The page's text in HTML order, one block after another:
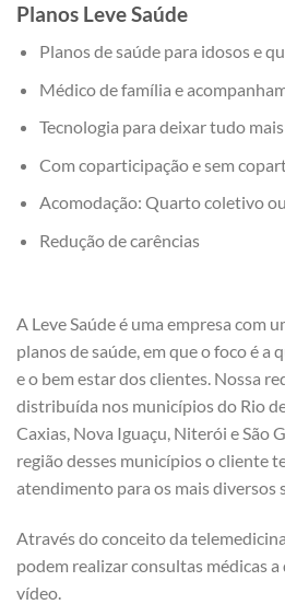
Planos Leve Saúde
Planos de saúde para idosos e
Médico de família e
Tecnologia para deixar tudo
Com coparticipação e sem
Acomodação: Quarto coletivo
Redução de carências
A Leve Saúde é uma empresa com
planos de saúde, em que o foco é a
e o bem estar dos clientes. Nossa
distribuída nos municípios do Rio
Caxias, Nova Iguaçu, Niterói e São
região desses municípios o cliente
atendimento para os mais diversos
Através do conceito da
podem realizar consultas médicas
vídeo.